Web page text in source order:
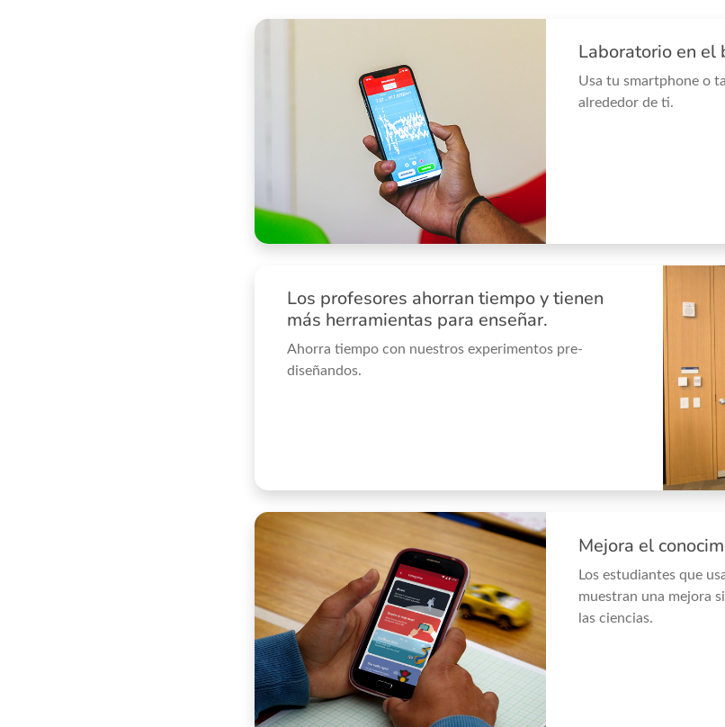
Laboratorio en el
Usa tu smartphone o
alrededor de ti.
Los profesores ahorran tiempo y tienen
más herramientas para enseñar.
Ahorra tiempo con nuestros experimentos pre-
diseñandos.
Mejora el
Los estudiantes que
muestran una mejora
las ciencias.